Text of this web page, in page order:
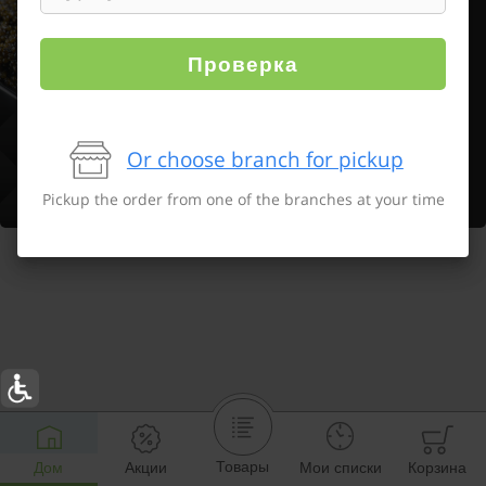
Дом Акции Товары Мои списки Корзина
Проверка
Or choose branch for pickup
Pickup the order from one of the branches at your time